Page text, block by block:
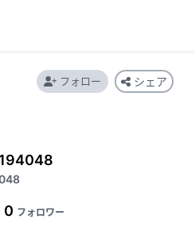
0 フォロワー
フォロー シェア